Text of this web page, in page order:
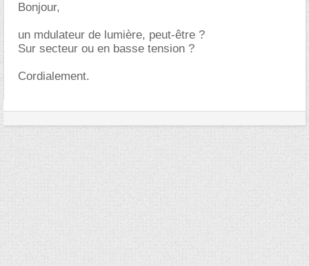
Bonjour,
un mdulateur de lumière, peut-être ?
Sur secteur ou en basse tension ?
Cordialement.